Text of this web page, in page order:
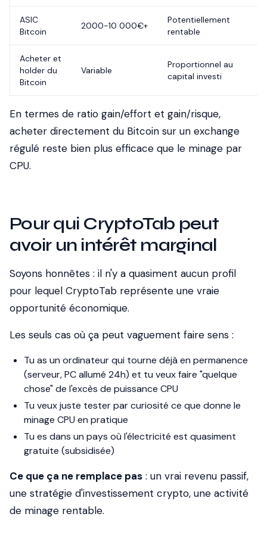
ASIC
Bitcoin
2000-10 000€+
Potentiellement
rentable
Acheter et
holder du
Bitcoin
Variable
Proportionnel au
capital investi
En termes de ratio gain/effort et gain/risque,
acheter directement du Bitcoin sur un exchange
régulé reste bien plus efficace que le minage par
CPU.
Pour qui CryptoTab peut
avoir un intérêt marginal
Soyons honnêtes : il n'y a quasiment aucun profil
pour lequel CryptoTab représente une vraie
opportunité économique.
Les seuls cas où ça peut vaguement faire sens :
Tu as un ordinateur qui tourne déjà en permanence
(serveur, PC allumé 24h) et tu veux faire "quelque
chose" de l'excès de puissance CPU
Tu veux juste tester par curiosité ce que donne le
minage CPU en pratique
Tu es dans un pays où l'électricité est quasiment
gratuite (subsidisée)
Ce que ça ne remplace pas : un vrai revenu passif,
une stratégie d'investissement crypto, une activité
de minage rentable.